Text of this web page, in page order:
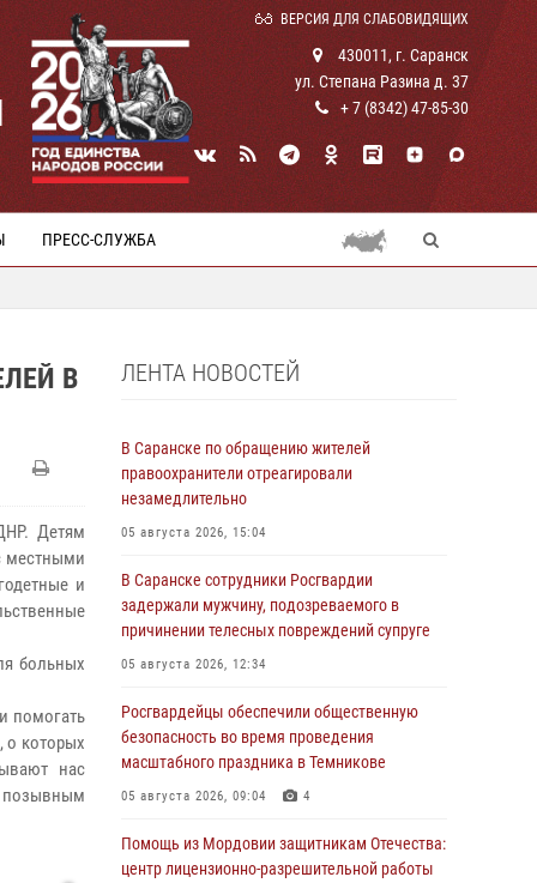
ВЕРСИЯ ДЛЯ СЛАБОВИДЯЩИХ
430011, г. Саранск
ул. Степана Разина д. 37
+ 7 (8342) 47-85-30
ПРЕСС-СЛУЖБА
В
Детям
местными
и
больных
помогать
которых
нас
ЛЕНТА НОВОСТЕЙ
В Саранске по обращению жителей
правоохранители отреагировали
незамедлительно
05 августа 2026, 15:04
В Саранске сотрудники Росгвардии
задержали мужчину, подозреваемого в
причинении телесных повреждений супруге
05 августа 2026, 12:34
Росгвардейцы обеспечили общественную
безопасность во время проведения
масштабного праздника в Темникове
05 августа 2026, 09:04 4
Помощь из Мордовии защитникам Отечества:
центр лицензионно-разрешительной работы